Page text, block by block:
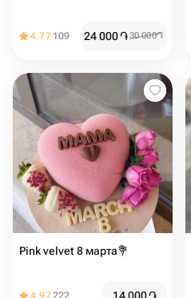
4.77 109 24 000֏30 000֏
Pink velvet 8 марта💐
4.97222